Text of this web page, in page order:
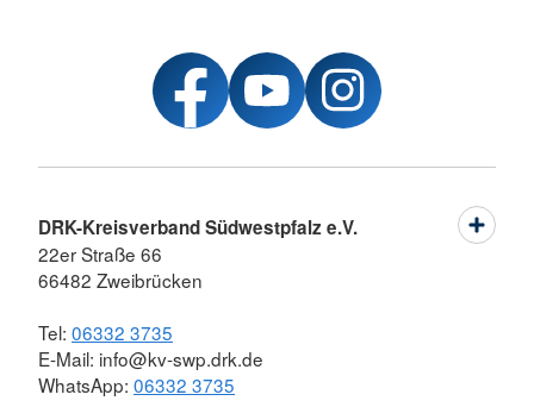
DRK-Kreisverband Südwestpfalz e.V.
22er Straße 66
66482 Zweibrücken
Tel: 06332 3735
E-Mail: info@kv-swp.drk.de
WhatsApp: 06332 3735